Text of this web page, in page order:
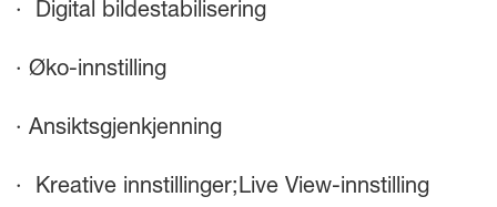
· Digital bildestabilisering
· Øko-innstilling
· Ansiktsgjenkjenning
· Kreative innstillinger;Live View-innstilling